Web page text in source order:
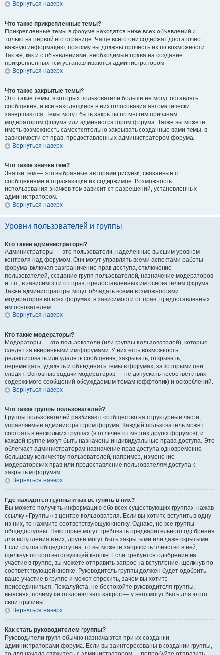
Вернуться наверх
Что такое прикрепленные темы?
Прикрепленные темы в форуме находятся ниже всех объявлений и
только на первой его странице. Чаще всего они содержат достаточно
важную информацию, поэтому вы должны прочесть их по возможности.
Так же, как и с объявлениями, необходимые права на создание
прикрепленных тем устанавливаются администратором.
Вернуться наверх
Что такое закрытые темы?
Это такие темы, в которых пользователи больше не могут оставлять
сообщения, и все находящиеся в них голосования автоматически
завершаются. Темы могут быть закрыты по многим причинам
модератором форума или администратором форума. Также вы можете
иметь возможность самостоятельно закрывать созданные вами темы, в
зависимости от прав, предоставленных администратором форума.
Вернуться наверх
Что такое значки тем?
Значки тем — это выбранные авторами рисунки, связанные с
сообщениями и отражающие их содержимое. Возможность
использования значков тем зависит от разрешений, установленных
администратором.
Вернуться наверх
Уровни пользователей и группы
Кто такие администраторы?
Администраторы — это пользователи, наделенные высшим уровнем
контроля над форумом. Они могут управлять всеми аспектами работы
форума, включая разграничение прав доступа, отключение
пользователей, создание групп пользователей, назначение модераторов
и т.п., в зависимости от прав, предоставленных им основателем форума.
Также администраторы могут обладать всеми возможностями
модераторов во всех форумах, в зависимости от прав, предоставленных
им основателем.
Вернуться наверх
Кто такие модераторы?
Модераторы — это пользователи (или группы пользователей), которые
следят за вверенными им форумами. У них есть возможность
редактировать или удалять сообщения, закрывать, открывать,
перемещать, удалять и объединять темы в форумах, за которыми они
следят. Основные задачи модераторов — не допускать несоответствия
содержимого сообщений обсуждаемым темам (оффтопик) и оскорблений.
Вернуться наверх
Что такое группы пользователей?
Группы пользователей разбивают сообщество на структурные части,
управляемые администратором форума. Каждый пользователь может
состоять в нескольких группах (в отличие от многих других форумов), и
каждой группе могут быть назначены индивидуальные права доступа. Это
облегчает администраторам назначение прав доступа одновременно
большому количеству пользователей, например, изменение
модераторских прав или предоставление пользователям доступа к
закрытым форумам.
Вернуться наверх
Где находятся группы и как вступить в них?
Вы можете получить информацию обо всех существующих группах, нажав
ссылку «Группы» в центре пользователя. Если вы хотите вступить в одну
из них, то нажмите соответствующую кнопку. Однако, не все группы
общедоступны. Некоторые могут требовать предварительного одобрения
для вступления в них, другие могут быть закрытыми или даже скрытыми.
Если группа общедоступна, то вы можете запросить членство в ней,
щелкнув по соответствующей кнопке. Если требуется одобрение на
участие в группе, вы можете отправить запрос на вступление, щелкнув по
соответствующей кнопке. Руководитель группы должен будет одобрить
ваше участие в группе и может спросить, зачем вы хотите
присоединиться. Пожалуйста, не беспокойте руководителя группы,
выясняя, почему он отклонил ваш запрос — у него могут быть для этого
свои причины.
Вернуться наверх
Как стать руководителем группы?
Руководители групп обычно назначаются при их создании
администраторами форума. Если вы заинтересованы в создании группы,
то для начала свяжитесь с администратором — попробуйте отправить